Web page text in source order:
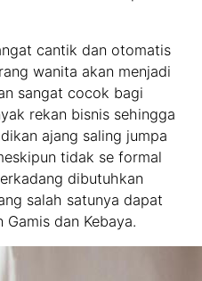
cantik dan otomatis
wanita akan menjadi
sangat cocok bagi
rekan bisnis sehingga
ajang saling jumpa
tidak se formal
dibutuhkan
salah satunya dapat
dan Kebaya.